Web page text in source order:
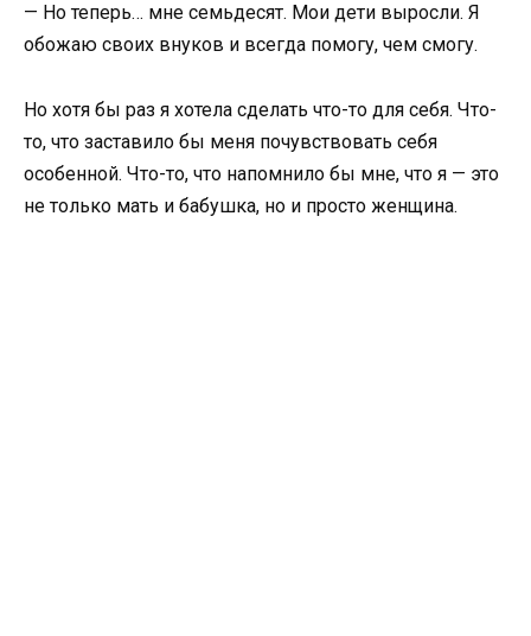
— Но теперь… мне семьдесят. Мои дети выросли. Я
обожаю своих внуков и всегда помогу, чем смогу.
Но хотя бы раз я хотела сделать что-то для себя. Что-
то, что заставило бы меня почувствовать себя
особенной. Что-то, что напомнило бы мне, что я — это
не только мать и бабушка, но и просто женщина.